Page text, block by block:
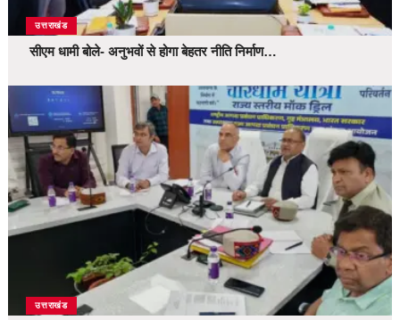
उत्तराखंड
सीएम धामी बोले- अनुभवों से होगा बेहतर नीति निर्माण…
उत्तराखंड